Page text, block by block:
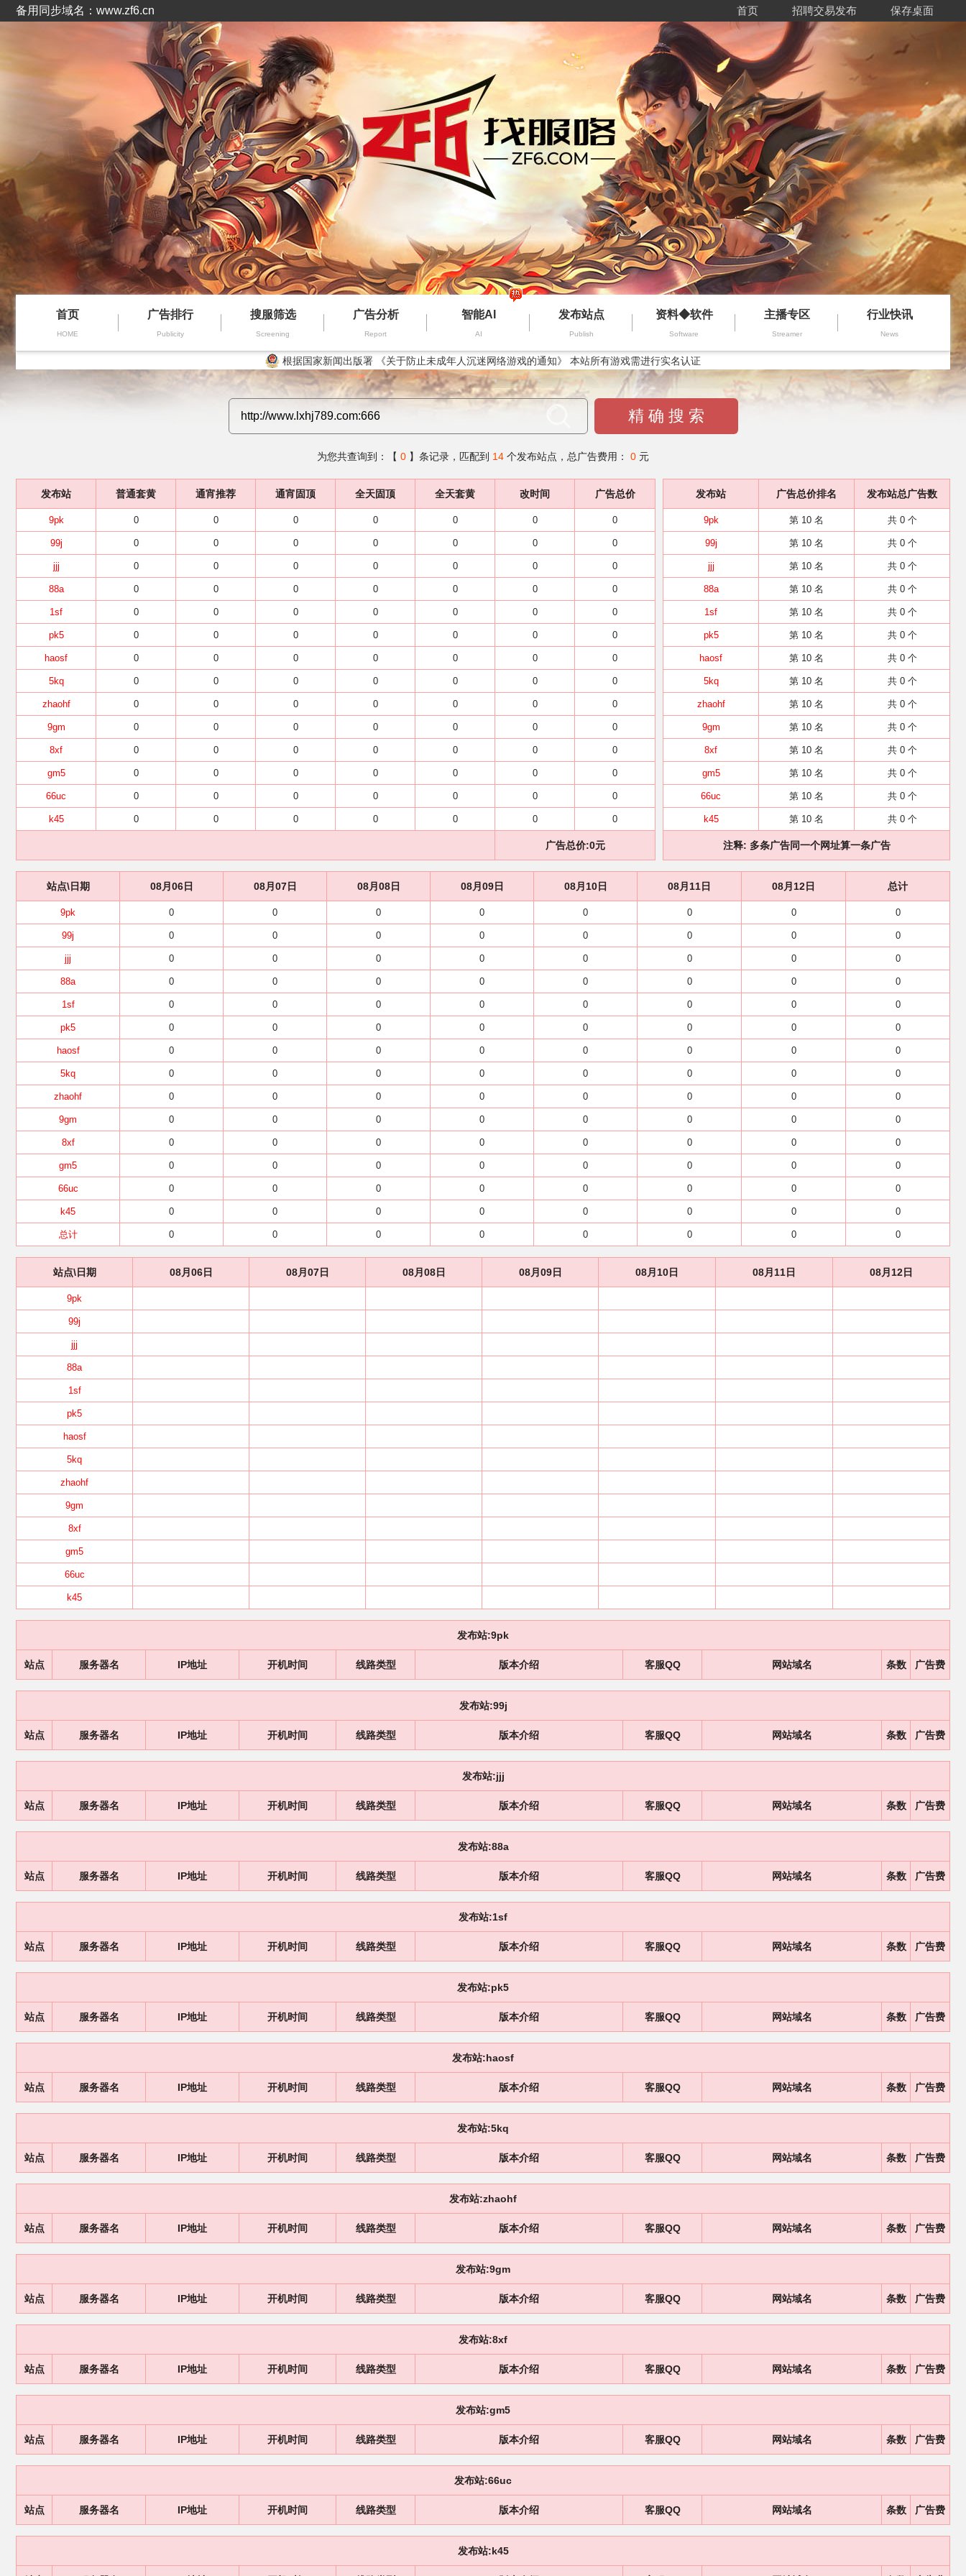
备用同步域名：www.zf6.cn 首页 招聘交易发布 保存桌面
首页
HOME
广告排行
Publicity
搜服筛选
Screening
广告分析
Report
智能AI
AI
发布站点
Publish
资料◆软件
Software
主播专区
Streamer
行业快讯
News
根据国家新闻出版署 《关于防止未成年人沉迷网络游戏的通知》 本站所有游戏需进行实名认证
精 确 搜 索
为您共查询到：【 0 】条记录，匹配到 14 个发布站点，总广告费用： 0 元
发布站 普通套黄 通宵推荐 通宵固顶 全天固顶 全天套黄 改时间 广告总价
9pk 0 0 0 0 0 0 0
99j 0 0 0 0 0 0 0
jjj 0 0 0 0 0 0 0
88a 0 0 0 0 0 0 0
1sf 0 0 0 0 0 0 0
pk5 0 0 0 0 0 0 0
haosf 0 0 0 0 0 0 0
5kq 0 0 0 0 0 0 0
zhaohf 0 0 0 0 0 0 0
9gm 0 0 0 0 0 0 0
8xf 0 0 0 0 0 0 0
gm5 0 0 0 0 0 0 0
66uc 0 0 0 0 0 0 0
k45 0 0 0 0 0 0 0
广告总价:0元
发布站 广告总价排名 发布站总广告数
9pk 第 10 名 共 0 个
99j 第 10 名 共 0 个
jjj 第 10 名 共 0 个
88a 第 10 名 共 0 个
1sf 第 10 名 共 0 个
pk5 第 10 名 共 0 个
haosf 第 10 名 共 0 个
5kq 第 10 名 共 0 个
zhaohf 第 10 名 共 0 个
9gm 第 10 名 共 0 个
8xf 第 10 名 共 0 个
gm5 第 10 名 共 0 个
66uc 第 10 名 共 0 个
k45 第 10 名 共 0 个
注释: 多条广告同一个网址算一条广告
站点\日期 08月06日 08月07日 08月08日 08月09日 08月10日 08月11日 08月12日 总计
9pk 0 0 0 0 0 0 0 0
99j 0 0 0 0 0 0 0 0
jjj 0 0 0 0 0 0 0 0
88a 0 0 0 0 0 0 0 0
1sf 0 0 0 0 0 0 0 0
pk5 0 0 0 0 0 0 0 0
haosf 0 0 0 0 0 0 0 0
5kq 0 0 0 0 0 0 0 0
zhaohf 0 0 0 0 0 0 0 0
9gm 0 0 0 0 0 0 0 0
8xf 0 0 0 0 0 0 0 0
gm5 0 0 0 0 0 0 0 0
66uc 0 0 0 0 0 0 0 0
k45 0 0 0 0 0 0 0 0
总计 0 0 0 0 0 0 0 0
站点\日期 08月06日 08月07日 08月08日 08月09日 08月10日 08月11日 08月12日
9pk
99j
jjj
88a
1sf
pk5
haosf
5kq
zhaohf
9gm
8xf
gm5
66uc
k45
发布站:9pk
站点 服务器名 IP地址 开机时间 线路类型 版本介绍 客服QQ 网站域名 条数 广告费
发布站:99j
站点 服务器名 IP地址 开机时间 线路类型 版本介绍 客服QQ 网站域名 条数 广告费
发布站:jjj
站点 服务器名 IP地址 开机时间 线路类型 版本介绍 客服QQ 网站域名 条数 广告费
发布站:88a
站点 服务器名 IP地址 开机时间 线路类型 版本介绍 客服QQ 网站域名 条数 广告费
发布站:1sf
站点 服务器名 IP地址 开机时间 线路类型 版本介绍 客服QQ 网站域名 条数 广告费
发布站:pk5
站点 服务器名 IP地址 开机时间 线路类型 版本介绍 客服QQ 网站域名 条数 广告费
发布站:haosf
站点 服务器名 IP地址 开机时间 线路类型 版本介绍 客服QQ 网站域名 条数 广告费
发布站:5kq
站点 服务器名 IP地址 开机时间 线路类型 版本介绍 客服QQ 网站域名 条数 广告费
发布站:zhaohf
站点 服务器名 IP地址 开机时间 线路类型 版本介绍 客服QQ 网站域名 条数 广告费
发布站:9gm
站点 服务器名 IP地址 开机时间 线路类型 版本介绍 客服QQ 网站域名 条数 广告费
发布站:8xf
站点 服务器名 IP地址 开机时间 线路类型 版本介绍 客服QQ 网站域名 条数 广告费
发布站:gm5
站点 服务器名 IP地址 开机时间 线路类型 版本介绍 客服QQ 网站域名 条数 广告费
发布站:66uc
站点 服务器名 IP地址 开机时间 线路类型 版本介绍 客服QQ 网站域名 条数 广告费
发布站:k45